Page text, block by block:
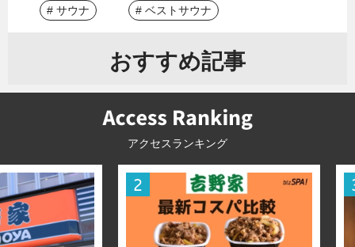
# サウナ # ベストサウナ
おすすめ記事
アクセスランキング